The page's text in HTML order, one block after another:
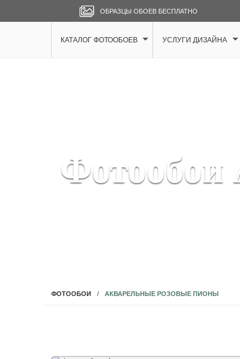
ОБРАЗЦЫ ОБОЕВ БЕСПЛАТНО
КАТАЛОГ ФОТООБОЕВ УСЛУГИ ДИЗАЙНА
Фотообои
ФОТООБОИ АКВАРЕЛЬНЫЕ РОЗОВЫЕ ПИОНЫ